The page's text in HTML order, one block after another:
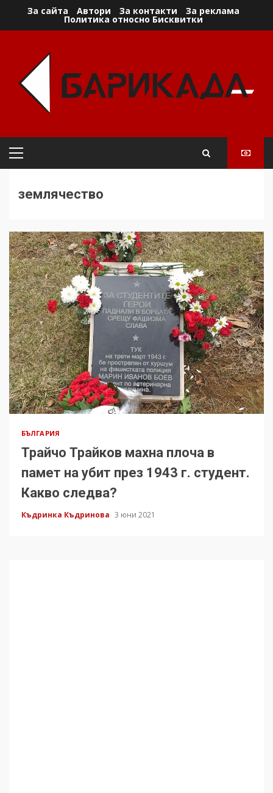
За сайта Автори За контакти За реклама
Политика относно Бисквитки
Primary
землячество
БЪЛГАРИЯ
Трайчо Трайков махна плоча в
памет на убит през 1943 г. студент.
Какво следва?
Къдринка Къдринова 3 юни 2021